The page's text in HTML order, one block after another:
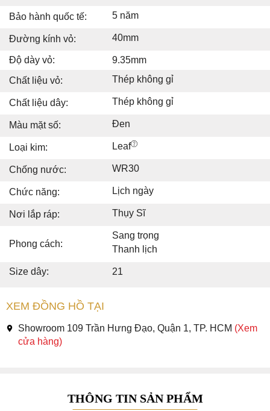
Bảo hành quốc tế: 5 năm
Đường kính vỏ: 40mm
Độ dày vỏ:
9.35mm
Chất liệu vỏ:
Thép không gỉ
Chất liệu dây: Thép không gỉ
Màu mặt số: Đen
Loại kim: Leaf
Chống nước: WR30
Chức năng: Lịch ngày
Nơi lắp ráp: Thụy Sĩ
Phong cách:
Sang trọng
Thanh lịch
Size dây: 21
XEM ĐỒNG HỒ TẠI
Showroom 109 Trần Hưng Đạo, Quận 1, TP. HCM (Xem
cửa hàng)
THÔNG TIN SẢN PHẨM